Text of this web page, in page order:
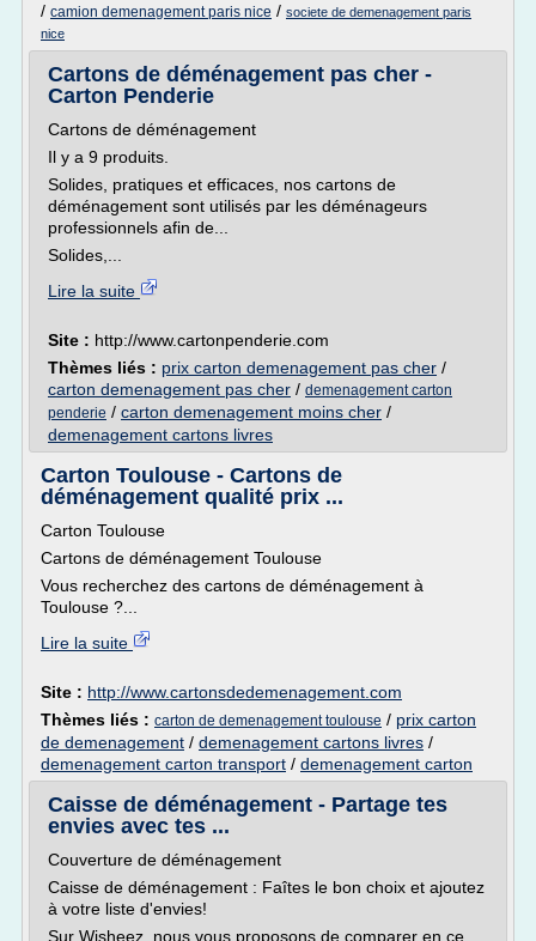
/ camion demenagement paris nice / societe de demenagement paris
nice
Cartons de déménagement pas cher -
Carton Penderie
Cartons de déménagement
Il y a 9 produits.
Solides, pratiques et efficaces, nos cartons de
déménagement sont utilisés par les déménageurs
professionnels afin de...
Solides,...
Lire la suite
Site : http://www.cartonpenderie.com
Thèmes liés : prix carton demenagement pas cher /
carton demenagement pas cher / demenagement carton
penderie / carton demenagement moins cher /
demenagement cartons livres
Carton Toulouse - Cartons de
déménagement qualité prix ...
Carton Toulouse
Cartons de déménagement Toulouse
Vous recherchez des cartons de déménagement à
Toulouse ?...
Lire la suite
Site : http://www.cartonsdedemenagement.com
Thèmes liés : carton de demenagement toulouse / prix carton
de demenagement / demenagement cartons livres /
demenagement carton transport / demenagement carton
Caisse de déménagement - Partage tes
envies avec tes ...
Couverture de déménagement
Caisse de déménagement : Faîtes le bon choix et ajoutez
à votre liste d'envies!
Sur Wisheez, nous vous proposons de comparer en ce